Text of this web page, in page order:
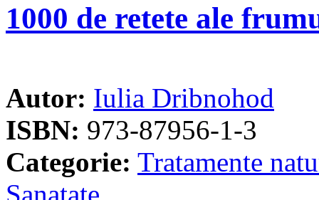
1000 de retete ale
Autor: Iulia Dribnohod
ISBN: 973-87956-1-3
Categorie: Tratamente
Sanatate